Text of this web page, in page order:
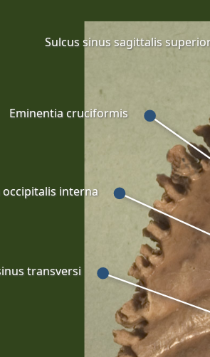
transversi
interna
Eminentia cruciformis
Sulcus sinus sagittalis